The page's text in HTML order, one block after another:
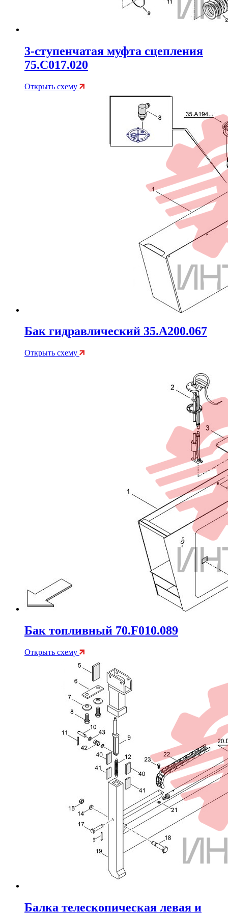
3-ступенчатая муфта сцепления
75.C017.020
Открыть схему
Бак гидравлический 35.A200.067
Открыть схему
Бак топливный 70.F010.089
Открыть схему
Балка телескопическая левая и